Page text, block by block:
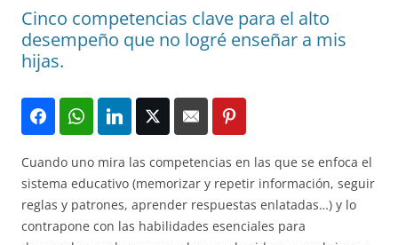
Cinco competencias clave para el alto
desempeño que no logré enseñar a mis
hijas.
Cuando uno mira las competencias en las que se enfoca el
sistema educativo (memorizar y repetir información, seguir
reglas y patrones, aprender respuestas enlatadas…) y lo
contrapone con las habilidades esenciales para